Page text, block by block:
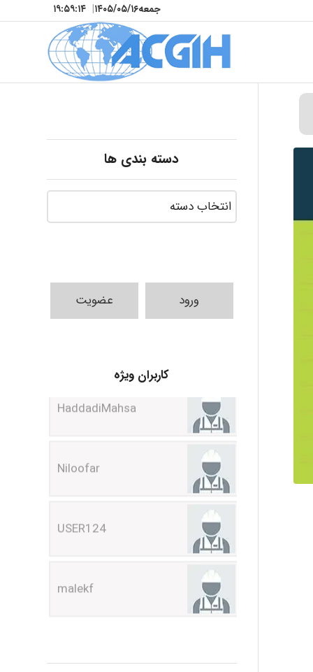
جمعه۱۴۰۵/۰۵/۱۶| ۱۹:۵۹:۱۵
دسته بندی ها
ورود عضویت
کاربران ویژه
abolfazlkoshehe